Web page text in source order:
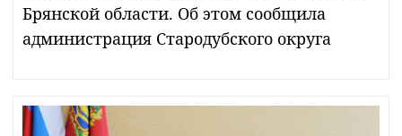
Брянской области. Об этом сообщила
администрация Стародубского округа